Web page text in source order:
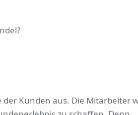
Kunden aus. Die Mitarbeiter